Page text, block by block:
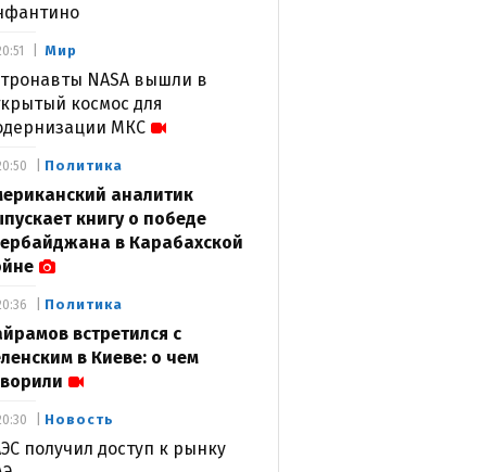
Мир
NASA вышли в
космос для
МКС
Политика
аналитик
книгу о победе
в Карабахской
Политика
встретился с
в Киеве: о чем
Новость
получил доступ к рынку